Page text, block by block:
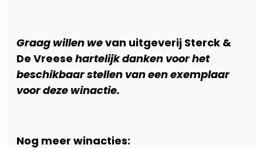
Graag willen wevan uitgeverij Sterck &
De Vreese hartelijk danken voor het
beschikbaar stellen van een exemplaar
voor deze winactie.
Nog meer winacties: